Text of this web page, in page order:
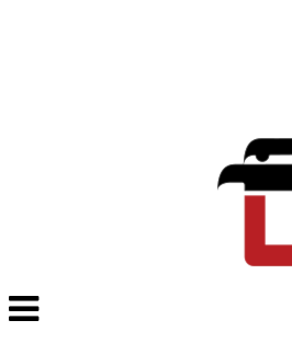
Veksle
navigasjon